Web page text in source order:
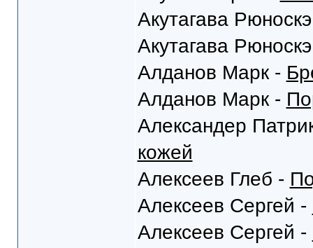
Акутагава
Акутагава
Алданов Марк -
Алданов Марк -
Александер
кожей
Алексеев Глеб -
Алексеев Сергей -
Алексеев Сергей -